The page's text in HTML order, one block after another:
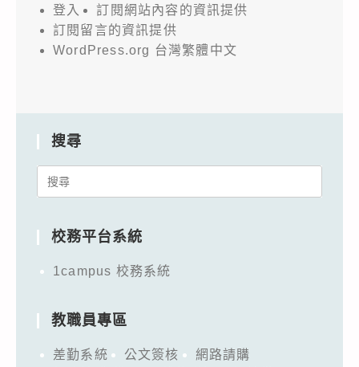
登入
訂閱網站內容的資訊提供
訂閱留言的資訊提供
WordPress.org 台灣繁體中文
搜尋
Search
校務平台系統
1campus 校務系統
教職員專區
差勤系統 公文簽核
網路請購